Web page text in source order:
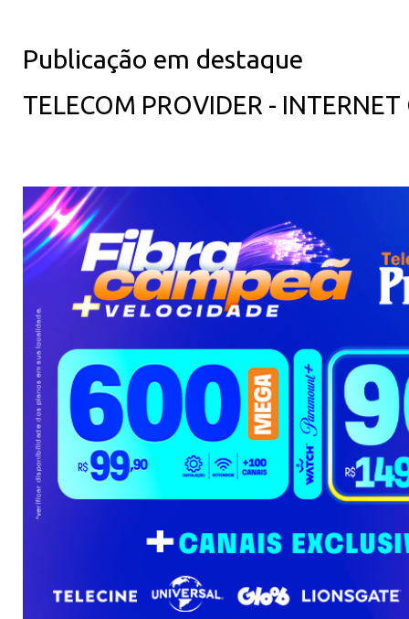
Publicação em destaque
TELECOM PROVIDER -